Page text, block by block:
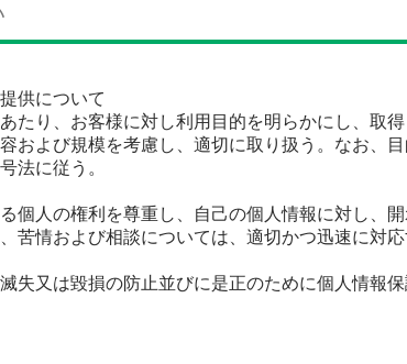
供について
たり、お客様に対し利用目的を明らかにし、取
および規模を考慮し、適切に取り扱う。なお、
法に従う。
個人の権利を尊重し、自己の個人情報に対し、
苦情および相談については、適切かつ迅速に対応
失又は毀損の防止並びに是正のために個人情報